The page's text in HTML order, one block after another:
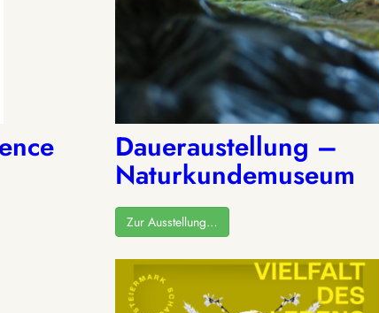
Daueraustellung –
Naturkundemuseum
Zur Ausstellung…